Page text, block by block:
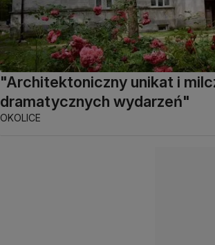
"Architektoniczny unikat i
dramatycznych wydarzeń"
OKOLICE